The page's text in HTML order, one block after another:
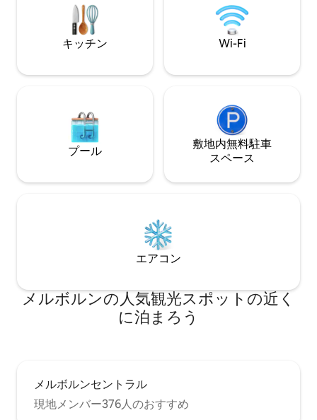
ッジロードまで200m スワン通りまで
750m スポーツ地区（MCG、ロッドラバ
ーアリーナ、AAMIパーク）まで1.9 km
で5分、テニスコ
けて市街地へは徒歩15分。
市街。美しく再現
キッチン Wi-Fi
プール
敷地内無料駐⁠車
ス⁠ペ⁠ー⁠ス
エアコン
メルボルンの人気観光スポットの近く
に泊まろう
メルボルンセントラル
現地メンバー376人のおすすめ